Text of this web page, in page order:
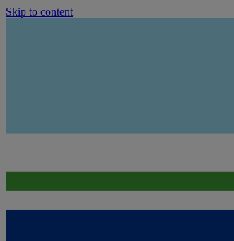
Skip to content